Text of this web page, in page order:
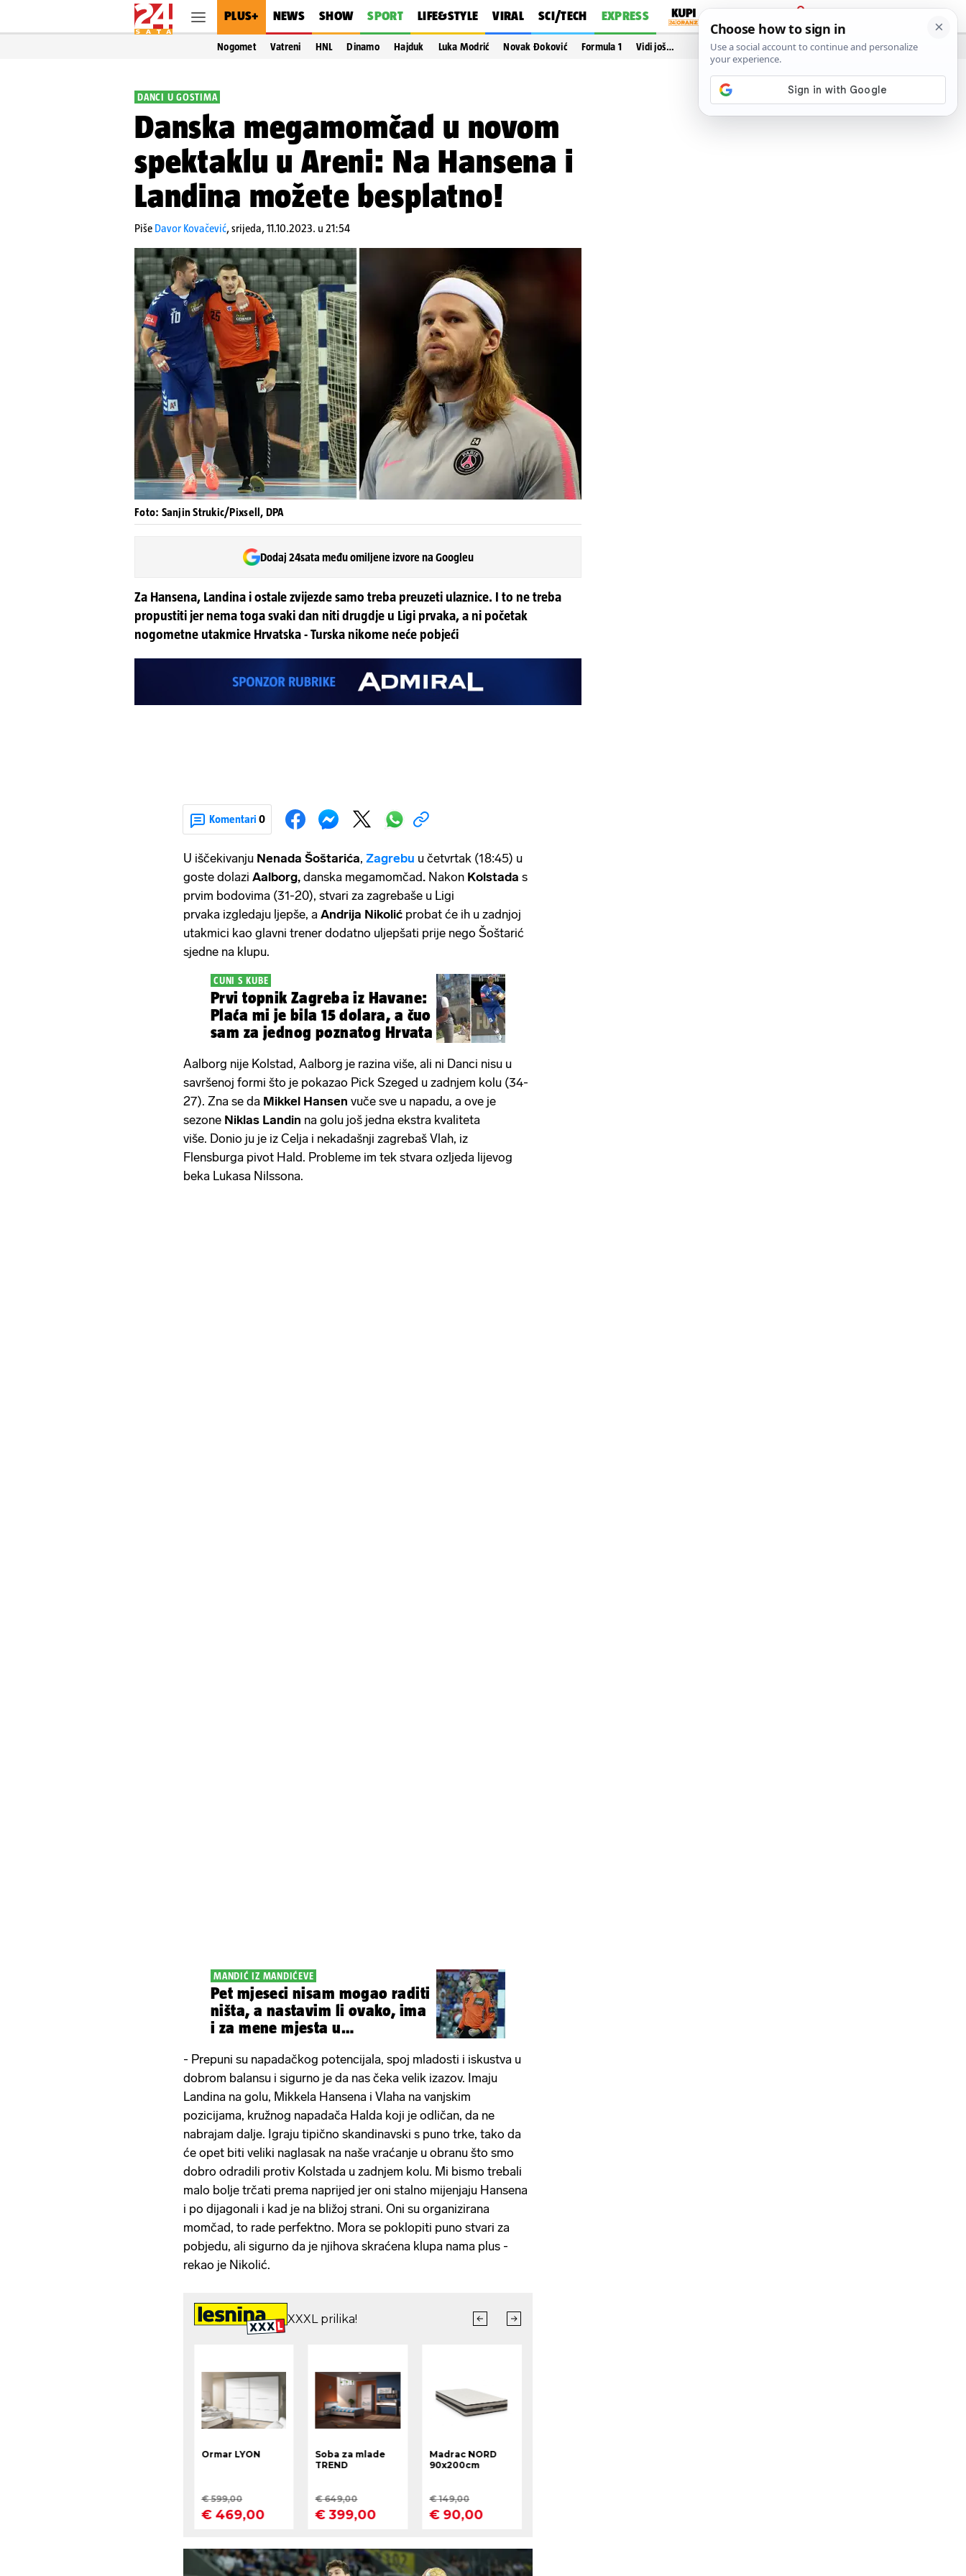
PLUS+ NEWS SHOW SPORT LIFE&STYLE VIRAL SCI/TECH EXPRESS
PRIJAVA
Nogomet Vatreni HNL Dinamo Hajduk Luka Modrić Novak Đoković Formula 1 Vidi još…
DANCI U GOSTIMA
Danska megamomčad u novom
spektaklu u Areni: Na Hansena i
Landina možete besplatno!
Piše Davor Kovačević,srijeda, 11.10.2023. u 21:54
Foto: Sanjin Strukic/Pixsell, DPA
Dodaj 24sata među omiljene izvore na Googleu
Za Hansena, Landina i ostale zvijezde samo treba preuzeti ulaznice. I to ne treba
propustiti jer nema toga svaki dan niti drugdje u Ligi prvaka, a ni početak
nogometne utakmice Hrvatska - Turska nikome neće pobjeći
Komentari 0
U iščekivanju Nenada Šoštarića, Zagrebu u četvrtak (18:45) u
goste dolazi Aalborg, danska megamomčad. Nakon Kolstada s
prvim bodovima (31-20), stvari za zagrebaše u Ligi
prvaka izgledaju ljepše, a Andrija Nikolić probat će ih u zadnjoj
utakmici kao glavni trener dodatno uljepšati prije nego Šoštarić
sjedne na klupu.
CUNI S KUBE
Prvi topnik Zagreba iz Havane:
Plaća mi je bila 15 dolara, a čuo
sam za jednog poznatog Hrvata
Aalborg nije Kolstad, Aalborg je razina više, ali ni Danci nisu u
savršenoj formi što je pokazao Pick Szeged u zadnjem kolu (34-
27). Zna se da Mikkel Hansen vuče sve u napadu, a ove je
sezone Niklas Landin na golu još jedna ekstra kvaliteta
više. Donio ju je iz Celja i nekadašnji zagrebaš Vlah, iz
Flensburga pivot Hald. Probleme im tek stvara ozljeda lijevog
beka Lukasa Nilssona.
MANDIĆ IZ MANDIĆEVE
Pet mjeseci nisam mogao raditi
ništa, a nastavim li ovako, ima
i za mene mjesta u
- Prepuni su napadačkog potencijala, spoj mladosti i iskustva u
dobrom balansu i sigurno je da nas čeka velik izazov. Imaju
Landina na golu, Mikkela Hansena i Vlaha na vanjskim
pozicijama, kružnog napadača Halda koji je odličan, da ne
nabrajam dalje. Igraju tipično skandinavski s puno trke, tako da
će opet biti veliki naglasak na naše vraćanje u obranu što smo
dobro odradili protiv Kolstada u zadnjem kolu. Mi bismo trebali
malo bolje trčati prema naprijed jer oni stalno mijenjaju Hansena
i po dijagonali i kad je na bližoj strani. Oni su organizirana
momčad, to rade perfektno. Mora se poklopiti puno stvari za
pobjedu, ali sigurno da je njihova skraćena klupa nama plus -
rekao je Nikolić.